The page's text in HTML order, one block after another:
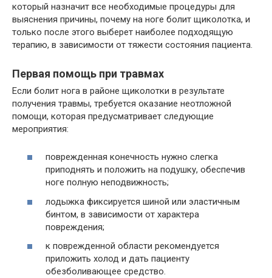
который назначит все необходимые процедуры для
выяснения причины, почему на ноге болит щиколотка, и
только после этого выберет наиболее подходящую
терапию, в зависимости от тяжести состояния пациента.
Первая помощь при травмах
Если болит нога в районе щиколотки в результате
получения травмы, требуется оказание неотложной
помощи, которая предусматривает следующие
мероприятия:
поврежденная конечность нужно слегка
приподнять и положить на подушку, обеспечив
ноге полную неподвижность;
лодыжка фиксируется шиной или эластичным
бинтом, в зависимости от характера
повреждения;
к поврежденной области рекомендуется
приложить холод и дать пациенту
обезболивающее средство.